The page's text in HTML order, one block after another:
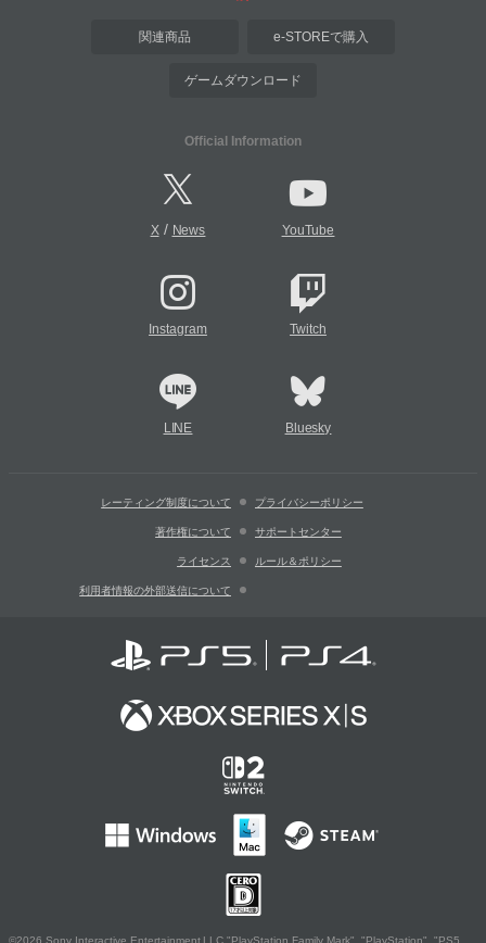
関連商品 e-STOREで購入
ゲームダウンロード
Official Information
X/ News YouTube
Instagram Twitch
LINE Bluesky
レーティング制度について プライバシーポリシー
著作権について サポートセンター
ライセンス ルール＆ポリシー
利用者情報の外部送信について
©2026 Sony Interactive Entertainment LLC."PlayStation Family Mark", "PlayStation", "PS5